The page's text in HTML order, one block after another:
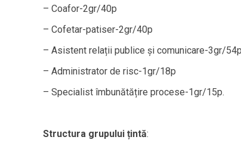
– Coafor-2gr/40p
– Cofetar-patiser-2gr/40p
– Asistent relații publice și comunicare-3gr/54p
– Administrator de risc-1gr/18p
– Specialist îmbunătățire procese-1gr/15p.
Structura grupului țintă: